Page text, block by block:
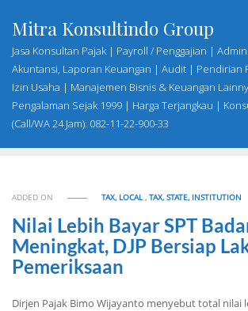
content
Mitra Konsultindo Group
Jasa Konsultan Pajak | Payroll / Penggajian |
Akuntansi, Laporan Keuangan | Audit | Pendirian
Izin Usaha | Manajemen Bisnis & Keuangan
Pengalaman Sejak 1999 | Harga Terjangkau |
(Call/WA 24 Jam): 082-11-22-900-33
ADDED ON TAX, LOCAL,TAX, STATE, INSTITUTION
Nilai Lebih Bayar SPT
Meningkat, DJP Bersiap
Pemeriksaan
Dirjen Pajak Bimo Wijayanto menyebut total nilai